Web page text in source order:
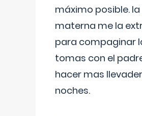
máximo posible.
materna me la
para compaginar
tomas con el
hacer mas
noches.